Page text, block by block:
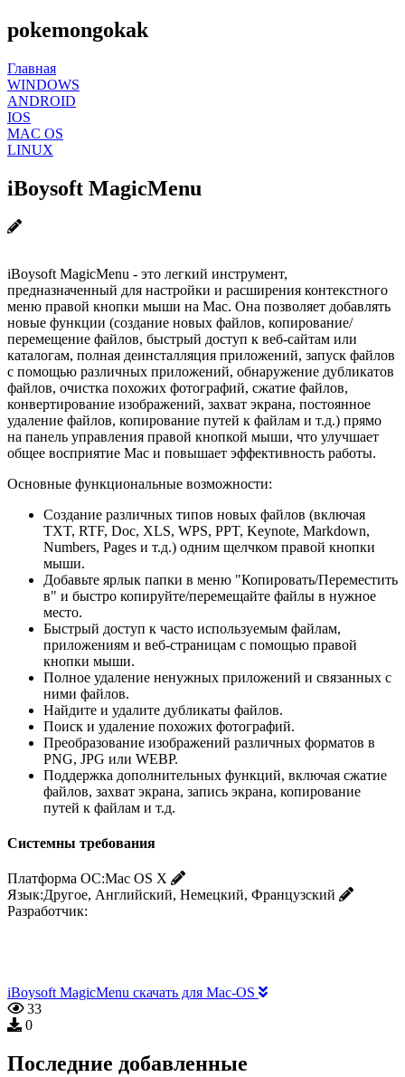
pokemongokak
Главная
WINDOWS
ANDROID
IOS
MAC OS
LINUX
iBoysoft MagicMenu
iBoysoft MagicMenu - это легкий инструмент,
предназначенный для настройки и расширения контекстного
меню правой кнопки мыши на Mac. Она позволяет добавлять
новые функции (создание новых файлов, копирование/
перемещение файлов, быстрый доступ к веб-сайтам или
каталогам, полная деинсталляция приложений, запуск файлов
с помощью различных приложений, обнаружение дубликатов
файлов, очистка похожих фотографий, сжатие файлов,
конвертирование изображений, захват экрана, постоянное
удаление файлов, копирование путей к файлам и т.д.) прямо
на панель управления правой кнопкой мыши, что улучшает
общее восприятие Mac и повышает эффективность работы.
Основные функциональные возможности:
Создание различных типов новых файлов (включая
TXT, RTF, Doc, XLS, WPS, PPT, Keynote, Markdown,
Numbers, Pages и т.д.) одним щелчком правой кнопки
мыши.
Добавьте ярлык папки в меню "Копировать/Переместить
в" и быстро копируйте/перемещайте файлы в нужное
место.
Быстрый доступ к часто используемым файлам,
приложениям и веб-страницам с помощью правой
кнопки мыши.
Полное удаление ненужных приложений и связанных с
ними файлов.
Найдите и удалите дубликаты файлов.
Поиск и удаление похожих фотографий.
Преобразование изображений различных форматов в
PNG, JPG или WEBP.
Поддержка дополнительных функций, включая сжатие
файлов, захват экрана, запись экрана, копирование
путей к файлам и т.д.
Системны требования
Платформа ОС:Mac OS X
Язык:Другое, Английский, Немецкий, Французский
Разработчик:
iBoysoft MagicMenu скачать для Mac-OS
33
0
Последние добавленные